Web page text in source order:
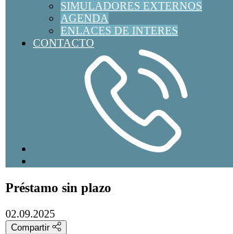
SIMULADORES EXTERNOS
AGENDA
ENLACES DE INTERES
CONTACTO
Préstamo sin plazo
02.09.2025
Compartir